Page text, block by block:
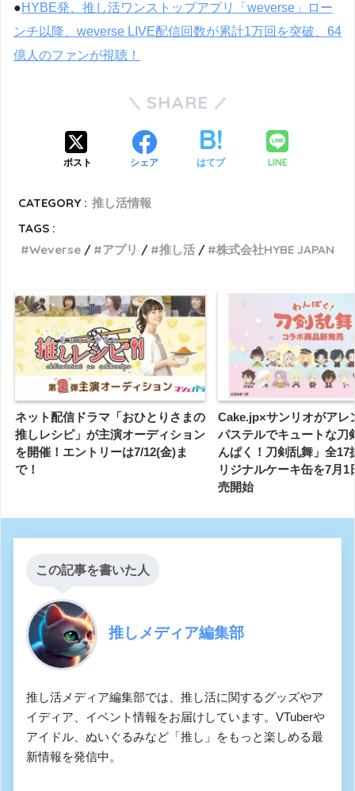
●HYBE発、推し活ワンストップアプリ「weverse」ロー
ンチ以降、weverse LIVE配信回数が累計1万回を突破、64
億人のファンが視聴！
SHARE
ポスト シェア はてブ LINE
CATEGORY : 推し活情報
TAGS :
Weverse
アプリ 推し活 株式会社HYBE JAPAN
ネット配信ドラマ「おひとりさまの
推しレシピ」が主演オーディション
を開催！エントリーは7/12(金)ま
で！
Cake.jp×サンリオがアレ
パステルでキュートな刀
んぱく！刀剣乱舞」全17
リジナルケーキ缶を7月1
売開始
この記事を書いた人
推しメディア編集部
推し活メディア編集部では、推し活に関するグッズやア
イディア、イベント情報をお届けしています。VTuberや
アイドル、ぬいぐるみなど「推し」をもっと楽しめる最
新情報を発信中。